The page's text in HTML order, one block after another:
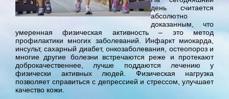
день считается
абсолютно
доказанным, что
умеренная физическая активность – это метод
профилактики многих заболеваний. Инфаркт миокарда,
инсульт, сахарный диабет, онкозаболевания, остеопороз и
многие другие болезни встречаются реже и протекают
доброкачественнее, лучше поддаются лечению у
физически активных людей. Физическая нагрузка
позволяет справиться с депрессией и стрессом, улучшает
качество кожи.